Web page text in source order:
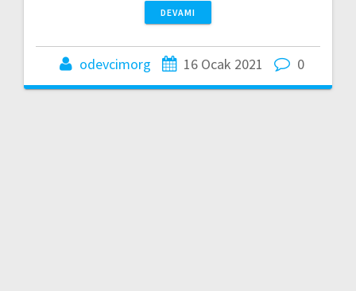
DEVAMI
odevcimorg 16 Ocak 2021 0